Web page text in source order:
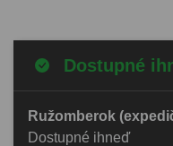
Dostupné
Ružomberok
Dostupné ihneď